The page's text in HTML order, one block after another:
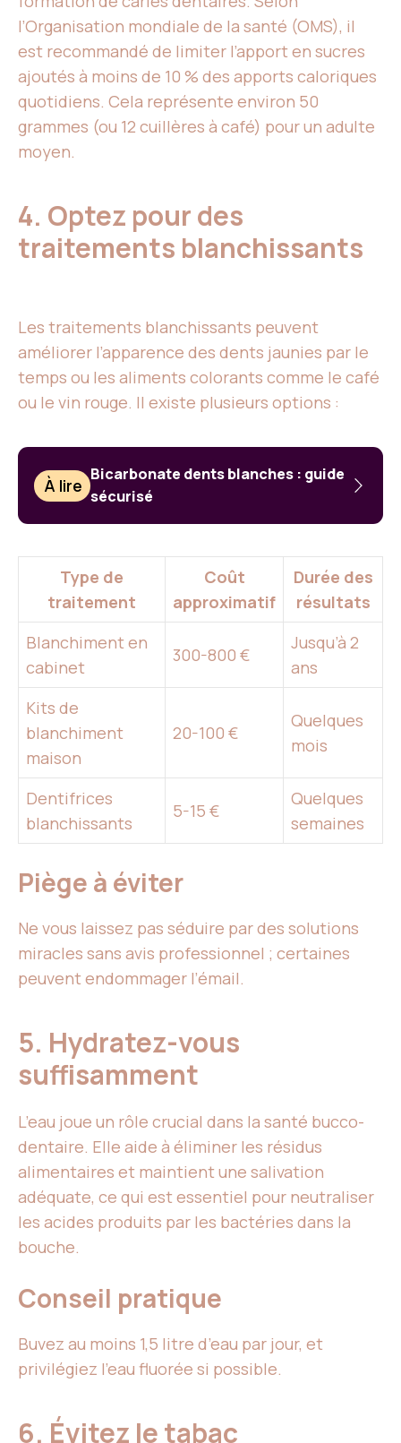
l’Organisation mondiale de la santé (OMS), il
est recommandé de limiter l’apport en sucres
ajoutés à moins de 10 % des apports caloriques
quotidiens. Cela représente environ 50
grammes (ou 12 cuillères à café) pour un adulte
moyen.
4. Optez pour des
traitements blanchissants
Les traitements blanchissants peuvent
améliorer l’apparence des dents jaunies par le
temps ou les aliments colorants comme le café
ou le vin rouge. Il existe plusieurs options :
À lire
Bicarbonate dents blanches : guide
sécurisé
Type de
traitement
Coût
approximatif
Durée des
résultats
Blanchiment en
cabinet
300-800 €
Jusqu’à 2
ans
Kits de
blanchiment
maison
20-100 €
Quelques
mois
Dentifrices
blanchissants
5-15 €
Quelques
semaines
Piège à éviter
Ne vous laissez pas séduire par des solutions
miracles sans avis professionnel ; certaines
peuvent endommager l’émail.
5. Hydratez-vous
suffisamment
L’eau joue un rôle crucial dans la santé bucco-
dentaire. Elle aide à éliminer les résidus
alimentaires et maintient une salivation
adéquate, ce qui est essentiel pour neutraliser
les acides produits par les bactéries dans la
bouche.
Conseil pratique
Buvez au moins 1,5 litre d’eau par jour, et
privilégiez l’eau fluorée si possible.
6. Évitez le tabac